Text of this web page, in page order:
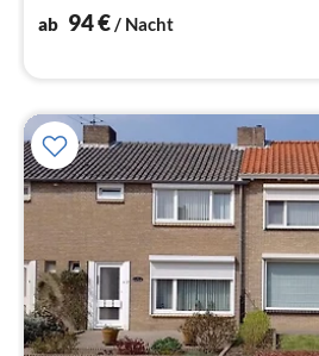
sprechen lassen. Gemütlich!!
ab 94€ / Nacht